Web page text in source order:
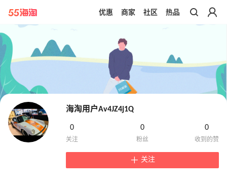
带你去官网买正品
优惠 商家 社区 热品
海淘用户Av4JZ4j1Q
0 0 0
关注